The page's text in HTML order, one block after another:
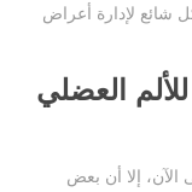
شائع لإدارة أعراض
العضلي
الآن، إلا أن بعض